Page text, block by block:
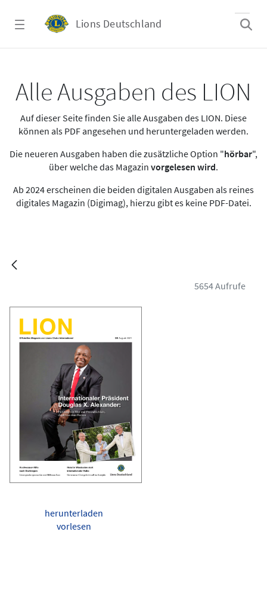
Lions Deutschland
Alle Ausgaben des LION
Auf dieser Seite finden Sie alle Ausgaben des LION. Diese
können als PDF angesehen und heruntergeladen werden.
Die neueren Ausgaben haben die zusätzliche Option "hörbar",
über welche das Magazin vorgelesen wird.
Ab 2024 erscheinen die beiden digitalen Ausgaben als reines
digitales Magazin (Digimag), hierzu gibt es keine PDF-Datei.
5654 Aufrufe
herunterladen
vorlesen